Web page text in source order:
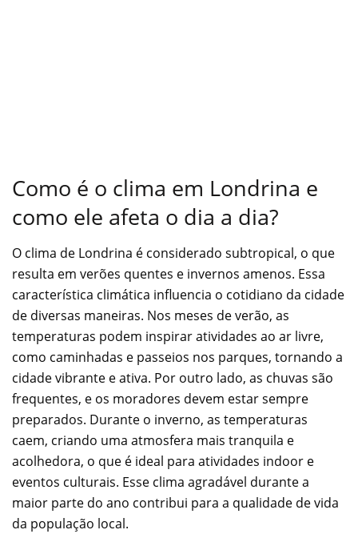
Como é o clima em Londrina e
como ele afeta o dia a dia?
O clima de Londrina é considerado subtropical, o que
resulta em verões quentes e invernos amenos. Essa
característica climática influencia o cotidiano da cidade
de diversas maneiras. Nos meses de verão, as
temperaturas podem inspirar atividades ao ar livre,
como caminhadas e passeios nos parques, tornando a
cidade vibrante e ativa. Por outro lado, as chuvas são
frequentes, e os moradores devem estar sempre
preparados. Durante o inverno, as temperaturas
caem, criando uma atmosfera mais tranquila e
acolhedora, o que é ideal para atividades indoor e
eventos culturais. Esse clima agradável durante a
maior parte do ano contribui para a qualidade de vida
da população local.